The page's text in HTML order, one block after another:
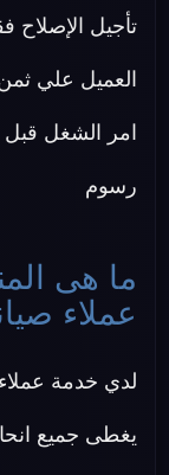
تأجيل الإصلاح
العميل علي
امر الشغل
رسوم
ما هى
عملاء
لدي خدمة
يغطى جميع